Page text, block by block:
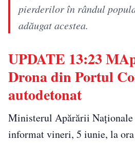
pierderilor în rândul
adăugat acestea.
UPDATE 13:23
Drona din Portul
autodetonat
Ministerul Apărării Naționale
informat vineri, 5 iunie, la